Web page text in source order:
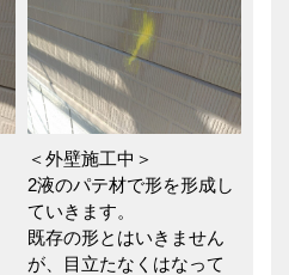
＜外壁施工中＞
2液のパテ材で形を形成し
ていきます。
既存の形とはいきません
が、目立たなくはなって